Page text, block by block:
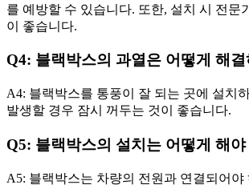
를 예방할 수 있습니다. 또한, 설치 시 전문
이 좋습니다.
Q4: 블랙박스의 과열은 어떻게 해결
A4: 블랙박스를 통풍이 잘 되는 곳에 설치
발생할 경우 잠시 꺼두는 것이 좋습니다.
Q5: 블랙박스의 설치는 어떻게 해야
A5: 블랙박스는 차량의 전원과 연결되어야